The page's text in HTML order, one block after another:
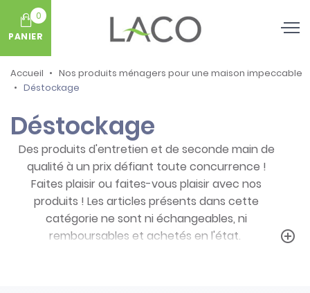
0
PANIER
Accueil
Nos produits ménagers pour une maison impeccable
Déstockage
Déstockage
Des produits d'entretien et de seconde main de
qualité à un prix défiant toute concurrence !
Faites plaisir ou faites-vous plaisir avec nos
produits ! Les articles présents dans cette
catégorie ne sont ni échangeables, ni
remboursables et achetés en l'état.
add_circle_outline